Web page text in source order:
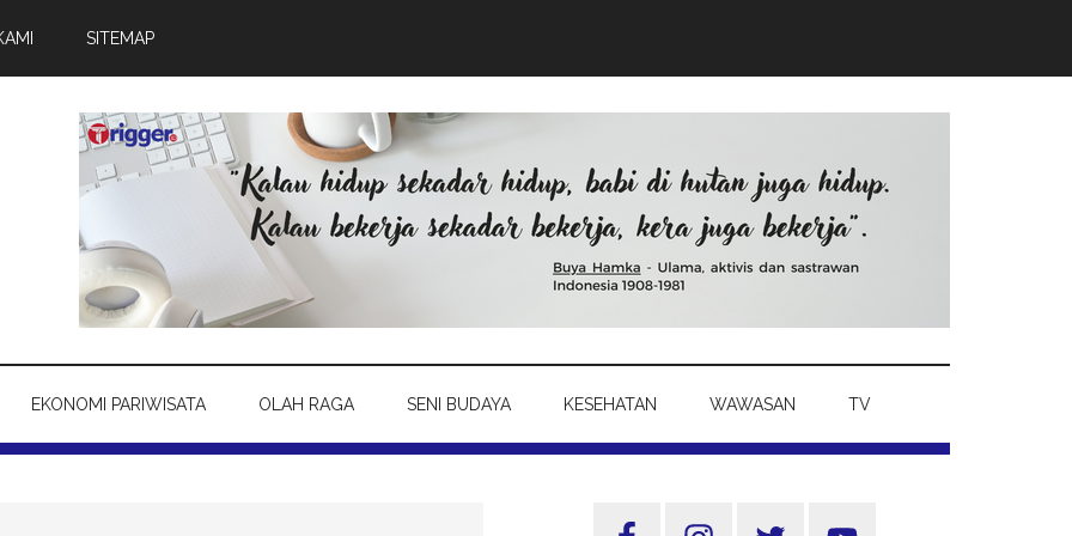
SITEMAP
EKONOMI PARIWISATA OLAH RAGA SENI BUDAYA KESEHATAN WAWASAN TV
Sidebar